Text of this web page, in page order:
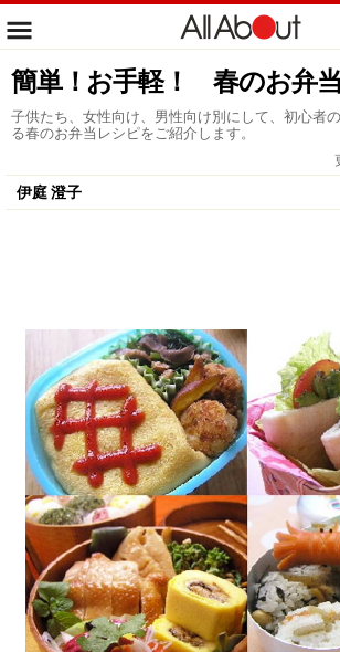
簡単！お手軽！ 春のお弁
子供たち、女性向け、男性向け別にして、初心者
る春のお弁当レシピをご紹介します。
伊庭 澄子